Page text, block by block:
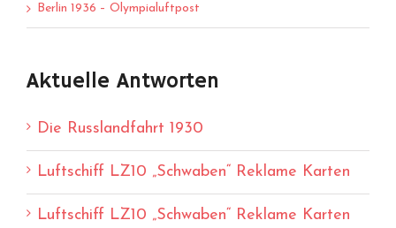
Berlin 1936 – Olympialuftpost
Aktuelle Antworten
Die Russlandfahrt 1930
Luftschiff LZ10 „Schwaben“ Reklame Karten
Luftschiff LZ10 „Schwaben“ Reklame Karten